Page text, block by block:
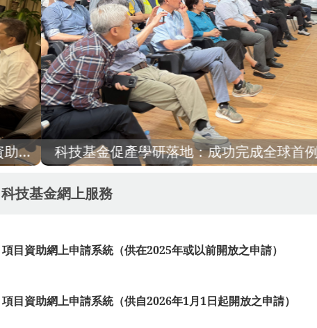
科技基金網上服務
項目資助網上申請系統（供在2025年或以前開放之申請）
項目資助網上申請系統（供自2026年1月1日起開放之申請）